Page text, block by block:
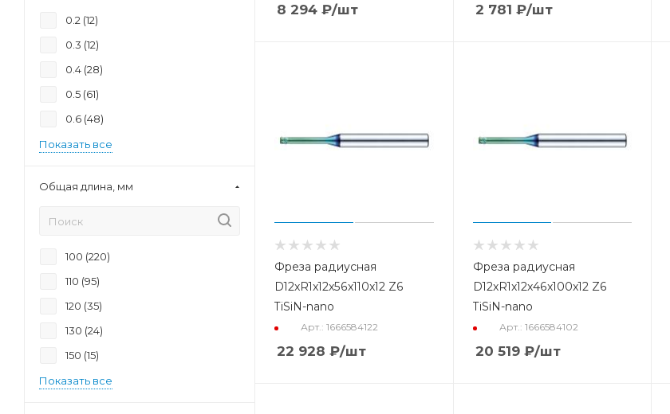
8 294 ₽/шт 2 781 ₽/шт
Фреза радиусная
D12xR1x12x56x110x12 Z6
TiSiN-nano
Арт.: 1666584122
22 928 ₽/шт
Фреза радиусная
D12xR1x12x46x100x12 Z6
TiSiN-nano
Арт.: 1666584102
20 519₽/шт
0.2 (12)
0.3 (12)
0.4 (28)
0.5 (61)
0.6 (48)
Показать все
Общая длина, мм
100 (220)
110 (95)
120 (35)
130 (24)
150 (15)
Показать все